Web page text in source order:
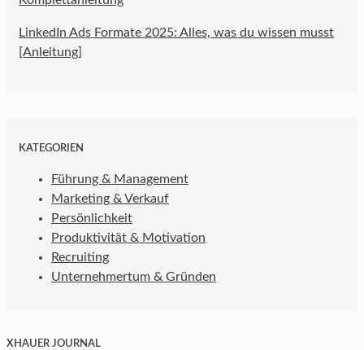
LinkedIn Ads Formate 2025: Alles, was du wissen musst
[Anleitung]
KATEGORIEN
Führung & Management
Marketing & Verkauf
Persönlichkeit
Produktivität & Motivation
Recruiting
Unternehmertum & Gründen
XHAUER JOURNAL